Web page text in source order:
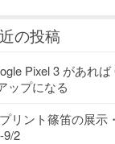
の投稿
Pixel 3 があれ
ップになる
リント篠笛の展示
9/2